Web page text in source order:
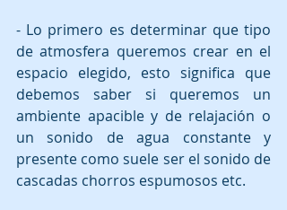
- Lo primero es determinar que tipo
de atmosfera queremos crear en el
espacio elegido, esto significa que
debemos saber si queremos un
ambiente apacible y de relajación o
un sonido de agua constante y
presente como suele ser el sonido de
cascadas chorros espumosos etc.